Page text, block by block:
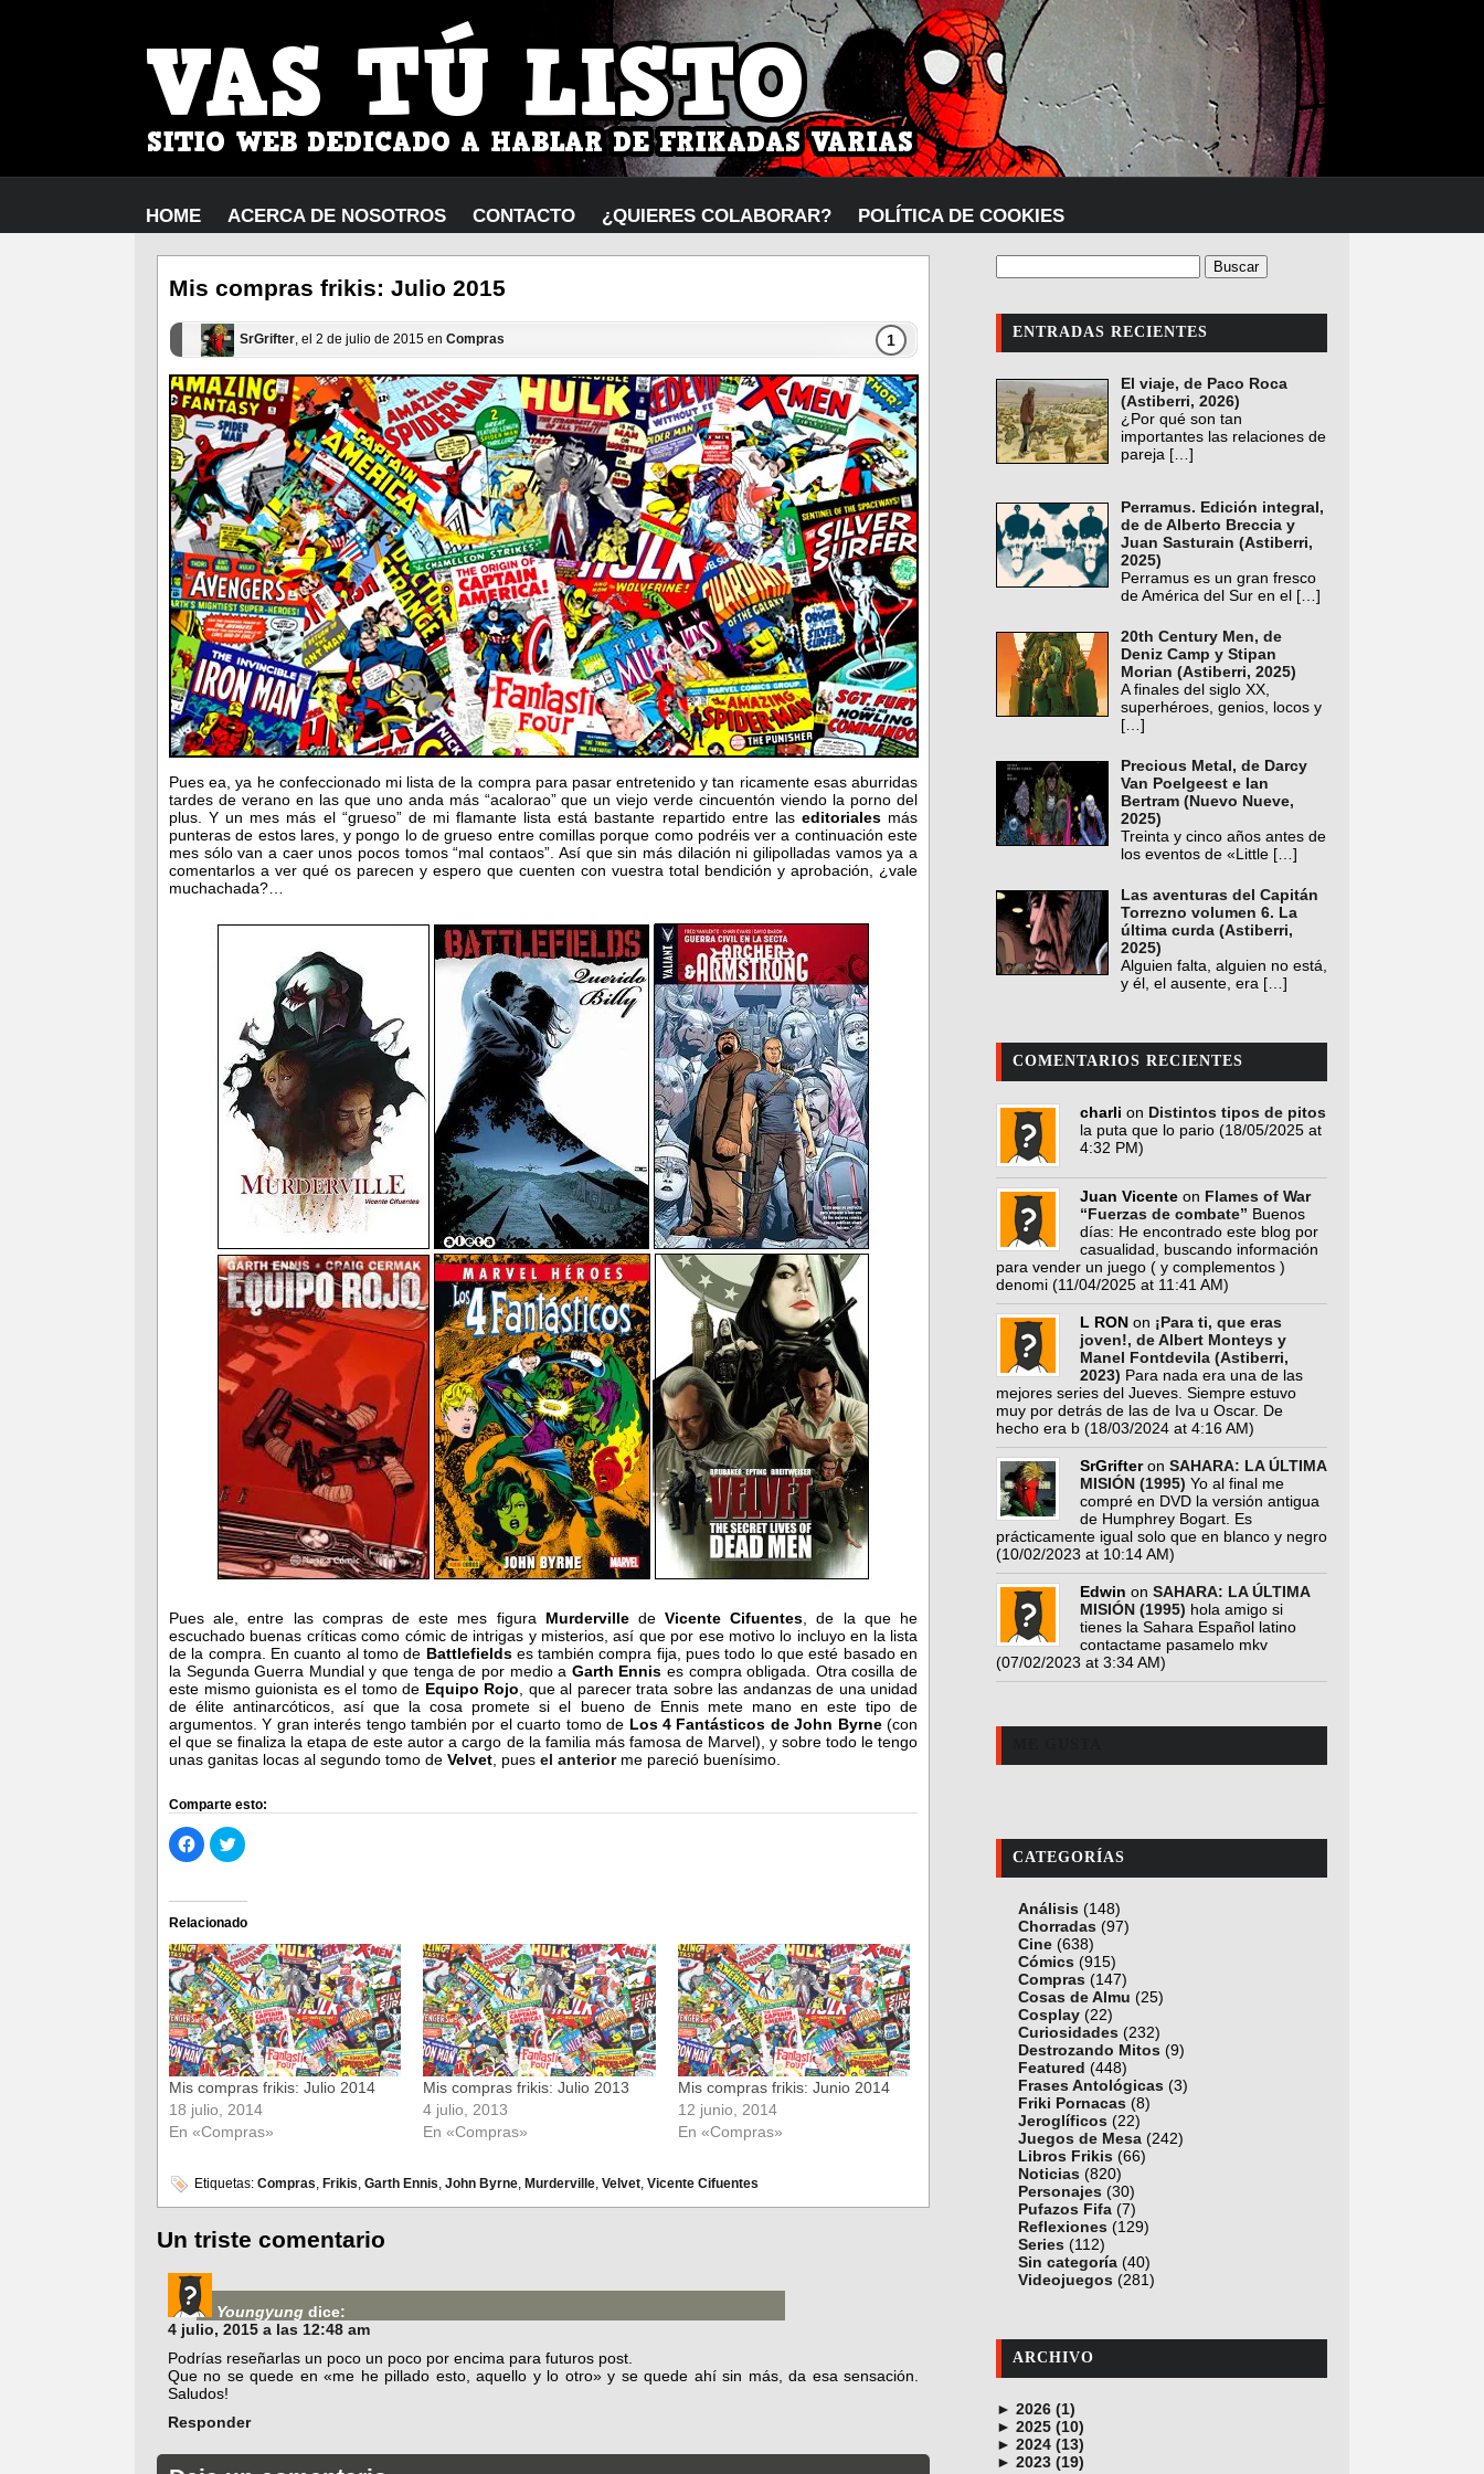
HOME ACERCA DE NOSOTROS CONTACTO ¿QUIERES COLABORAR? POLÍTICA DE COOKIES
Mis compras frikis: Julio 2015
SrGrifter, el 2 de julio de 2015 en Compras 1
Pues ea, ya he confeccionado mi lista de la compra para pasar entretenido y tan ricamente esas aburridas
tardes de verano en las que uno anda más “acalorao” que un viejo verde cincuentón viendo la porno del
plus. Y un mes más el “grueso” de mi flamante lista está bastante repartido entre las editorialesmás
punteras de estos lares, y pongo lo de grueso entre comillas porque como podréis ver a continuación este
mes sólo van a caer unos pocos tomos “mal contaos”. Así que sin más dilación ni gilipolladas vamos ya a
comentarlos a ver qué os parecen y espero que cuenten con vuestra total bendición y aprobación, ¿vale
muchachada?…
Pues ale, entre las compras de este mes figura MurdervilledeVicente Cifuentes , de la que he
escuchado buenas críticas como cómic de intrigas y misterios, así que por ese motivo lo incluyo en la lista
de la compra. En cuanto al tomo de Battlefieldses también compra fija, pues todo lo que esté basado en
la Segunda Guerra Mundial y que tenga de por medio a Garth Ennis es compra obligada. Otra cosilla de
este mismo guionista es el tomo de Equipo Rojo , que al parecer trata sobre las andanzas de una unidad
de élite antinarcóticos, así que la cosa promete si el bueno de Ennis mete mano en este tipo de
argumentos. Y gran interés tengo también por el cuarto tomo de Los 4 Fantásticos de John Byrne(con
el que se finaliza la etapa de este autor a cargo de la familia más famosa de Marvel), y sobre todo le tengo
unas ganitas locas al segundo tomo de Velvet , pues el anteriorme pareció buenísimo.
Comparte esto:
Haz
clic
para
Facebook
(Se
abre
en
una
ventana
nueva)
Haz
clic
Twitter
(Se
abre
en
una
ventana
nueva)
Relacionado
Mis compras frikis: Julio 2014
18 julio, 2014
En «Compras»
Mis compras frikis: Julio 2013
4 julio, 2013
En «Compras»
Mis compras frikis: Junio 2014
12 junio, 2014
En «Compras»
Etiquetas: Compras, Frikis, Garth Ennis, John Byrne, Murderville, Velvet, Vicente Cifuentes
Un triste comentario
Youngyung dice:
4 julio, 2015 a las 12:48 am
Podrías reseñarlas un poco un poco por encima para futuros post.
Que no se quede en «me he pillado esto, aquello y lo otro» y se quede ahí sin más, da esa sensación.
Saludos!
Responder
ENTRADAS RECIENTES
El viaje, de Paco Roca
(Astiberri, 2026)
¿Por qué son tan
importantes las relaciones de
pareja […]
Perramus. Edición integral,
de de Alberto Breccia y
Juan Sasturain (Astiberri,
2025)
Perramus es un gran fresco
de América del Sur en el […]
20th Century Men, de
Deniz Camp y Stipan
Morian (Astiberri, 2025)
A finales del siglo XX,
superhéroes, genios, locos y
[…]
Precious Metal, de Darcy
Van Poelgeest e Ian
Bertram (Nuevo Nueve,
2025)
Treinta y cinco años antes de
los eventos de «Little […]
Las aventuras del Capitán
Torrezno volumen 6. La
última curda (Astiberri,
2025)
Alguien falta, alguien no está,
y él, el ausente, era […]
COMENTARIOS RECIENTES
charli on Distintos tipos de pitos
la puta que lo pario (18/05/2025 at
4:32 PM)
Juan Vicente on Flames of War
“Fuerzas de combate” Buenos
días: He encontrado este blog por
casualidad, buscando información
para vender un juego ( y complementos )
denomi (11/04/2025 at 11:41 AM)
L RON on ¡Para ti, que eras
joven!, de Albert Monteys y
Manel Fontdevila (Astiberri,
2023) Para nada era una de las
mejores series del Jueves. Siempre estuvo
muy por detrás de las de Iva u Oscar. De
hecho era b (18/03/2024 at 4:16 AM)
SrGrifteron SAHARA: LA ÚLTIMA
MISIÓN (1995) Yo al final me
compré en DVD la versión antigua
de Humphrey Bogart. Es
prácticamente igual solo que en blanco y negro
(10/02/2023 at 10:14 AM)
Edwin on SAHARA: LA ÚLTIMA
MISIÓN (1995) hola amigo si
tienes la Sahara Español latino
contactame pasamelo mkv
(07/02/2023 at 3:34 AM)
CATEGORÍAS
Análisis (148)
Chorradas (97)
Cine (638)
Cómics (915)
Compras (147)
Cosas de Almu (25)
Cosplay (22)
Curiosidades (232)
Destrozando Mitos (9)
Featured (448)
Frases Antológicas (3)
Friki Pornacas (8)
Jeroglíficos (22)
Juegos de Mesa (242)
Libros Frikis (66)
Noticias (820)
Personajes (30)
Pufazos Fifa (7)
Reflexiones (129)
Series (112)
Sin categoría (40)
Videojuegos (281)
ARCHIVO
► 2026 (1)
junio (1)
► 2025 (10)
noviembre (1)
octubre (1)
► 2024 (13)
diciembre (4)
► 2023 (19)